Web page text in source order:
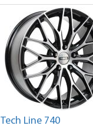
Tech Line 740